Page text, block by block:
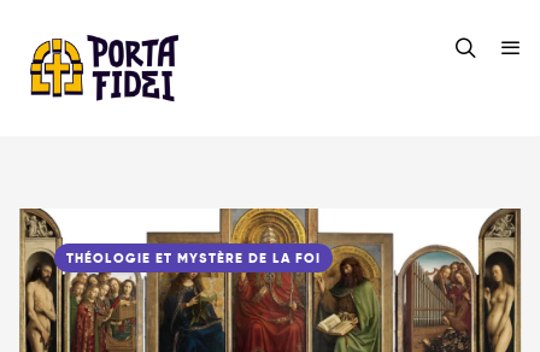
THÉOLOGIE ET MYSTÈRE DE LA FOI